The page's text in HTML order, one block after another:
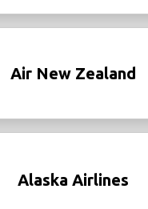
Air New Zealand
Alaska Airlines